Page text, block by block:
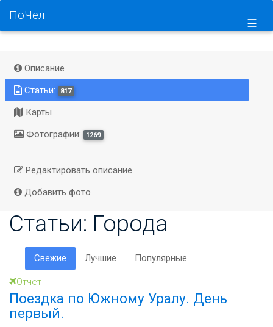
☰
ПоЧел
Описание
Статьи:
817
Карты
Фотографии:
1269
Редактировать описание
Добавить фото
Статьи: Города
Свежие Лучшие Популярные
Отчет
Поездка по Южному Уралу. День
первый.